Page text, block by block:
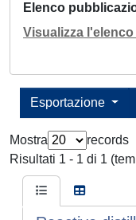
Elenco
Visualizza
Esportazione
Mostra
records
Risultati 1 - 1 di 1